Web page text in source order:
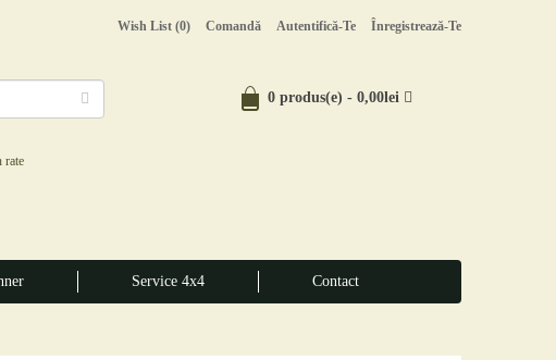
Autentifică-Te Înregistrează-Te
Wish List (0) Comandă
0 produs(e) - 0,00lei
Service 4x4 Contact